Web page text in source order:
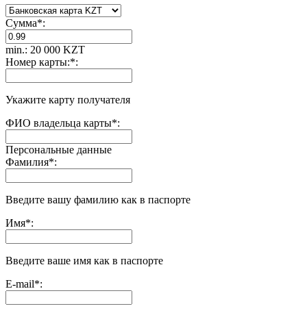
Сумма*:
min.: 20 000 KZT
Номер карты:*:
Укажите карту получателя
ФИО владельца карты*:
Персональные данные
Фамилия*:
Введите вашу фамилию как в паспорте
Имя*:
Введите ваше имя как в паспорте
E-mail*: